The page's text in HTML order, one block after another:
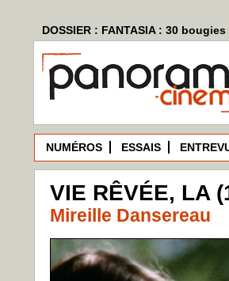
DOSSIER : FANTASIA : 30
NUMÉROS ESSAIS
VIE RÊVÉE, LA
Mireille Dansereau